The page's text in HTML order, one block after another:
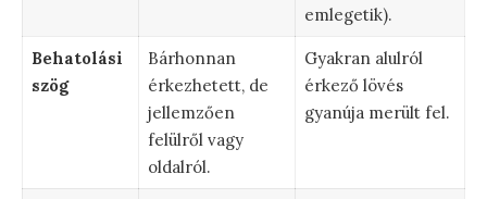
emlegetik).
Behatolási
szög
Bárhonnan
érkezhetett, de
jellemzően
felülről vagy
oldalról.
Gyakran alulról
érkező lövés
gyanúja merült fel.